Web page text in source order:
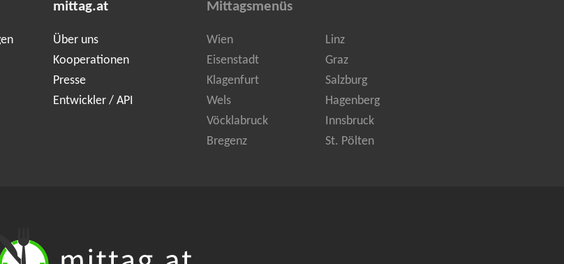
mittag.at
Über uns
Kooperationen
Presse
Entwickler / API
Mittagsmenüs
Wien
Linz
Eisenstadt
Graz
Klagenfurt
Salzburg
Wels
Hagenberg
Vöcklabruck
Innsbruck
Bregenz
St. Pölten